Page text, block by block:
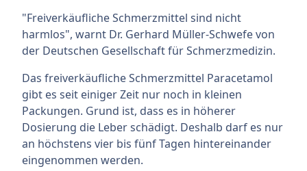
"Freiverkäufliche Schmerzmittel sind nicht
harmlos", warnt Dr. Gerhard Müller-Schwefe von
der Deutschen Gesellschaft für Schmerzmedizin.
Das freiverkäufliche Schmerzmittel Paracetamol
gibt es seit einiger Zeit nur noch in kleinen
Packungen. Grund ist, dass es in höherer
Dosierung die Leber schädigt. Deshalb darf es nur
an höchstens vier bis fünf Tagen hintereinander
eingenommen werden.